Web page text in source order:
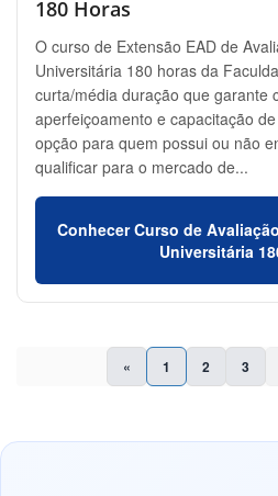
180 Horas
O curso de Extensão EAD de
Universitária 180 horas da
curta/média duração que garante
aperfeiçoamento e capacitação
opção para quem possui ou não
qualificar para o mercado de...
Conhecer Curso de
Universitária
« 1 2 3